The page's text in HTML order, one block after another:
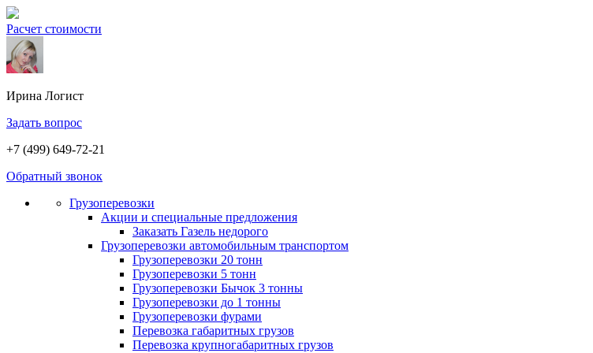
Расчет стоимости
Ирина Логист
Задать вопрос
+7 (499) 649-72-21
Обратный звонок
Грузоперевозки
Акции и специальные предложения
Заказать Газель недорого
Грузоперевозки автомобильным транспортом
Грузоперевозки 20 тонн
Грузоперевозки 5 тонн
Грузоперевозки Бычок 3 тонны
Грузоперевозки до 1 тонны
Грузоперевозки фурами
Перевозка габаритных грузов
Перевозка крупногабаритных грузов